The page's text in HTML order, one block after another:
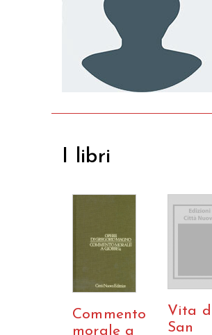
I libri
Commento
morale a
Vita
San